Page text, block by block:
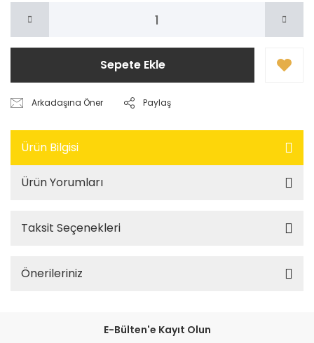
Sepete Ekle
Arkadaşına Öner Paylaş
Ürün Bilgisi
Ürün Yorumları
Taksit Seçenekleri
Önerileriniz
E-Bülten'e Kayıt Olun